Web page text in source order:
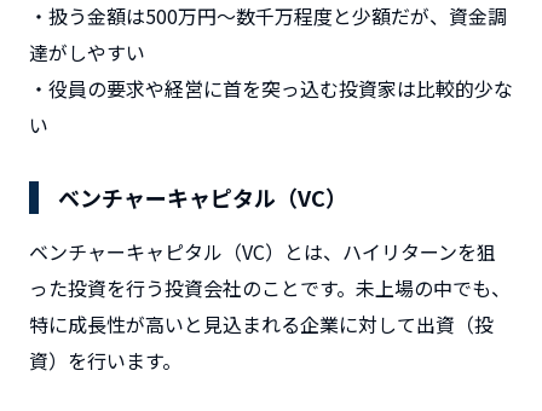
・扱う金額は500万円～数千万程度と少額だが、資金調
達がしやすい
・役員の要求や経営に首を突っ込む投資家は比較的少な
い
ベンチャーキャピタル（VC）
ベンチャーキャピタル（VC）とは、ハイリターンを狙
った投資を行う投資会社のことです。未上場の中でも、
特に成長性が高いと見込まれる企業に対して出資（投
資）を行います。